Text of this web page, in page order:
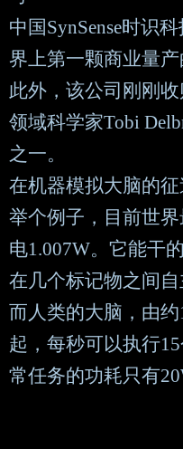
中国SynSense时识
界上第一颗商业量
此外，该公司刚刚
领域科学家Tobi
之一。
在机器模拟大脑的
举个例子，目前世
电1.007W。它能干
在几个标记物之间
而人类的大脑，由
起，每秒可以执行
常任务的功耗只有